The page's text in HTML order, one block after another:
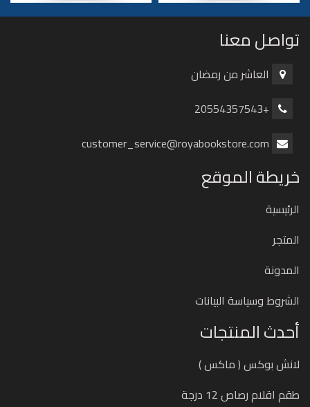
تواصل معنا
العاشر من رمضان
+20554357543
customer_service@royabookstore.com
خريطة الموقع
الرئيسية
المتجر
المدونة
الشروط وسياسة البيانات
أحدث المنتجات
لانش بوكس ( ماكس )
طقم اقلام رصاص 12 درجة